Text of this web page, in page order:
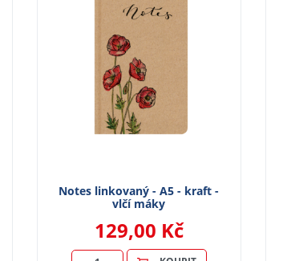
Notes linkovaný - A5 - kraft -
vlčí máky
129,00 Kč